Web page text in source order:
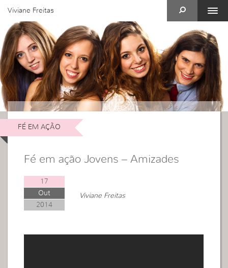
Viviane Freitas
FÉ EM AÇÃO
Fé em ação Jovens – Amizades
17
Out
2014
Viviane Freitas